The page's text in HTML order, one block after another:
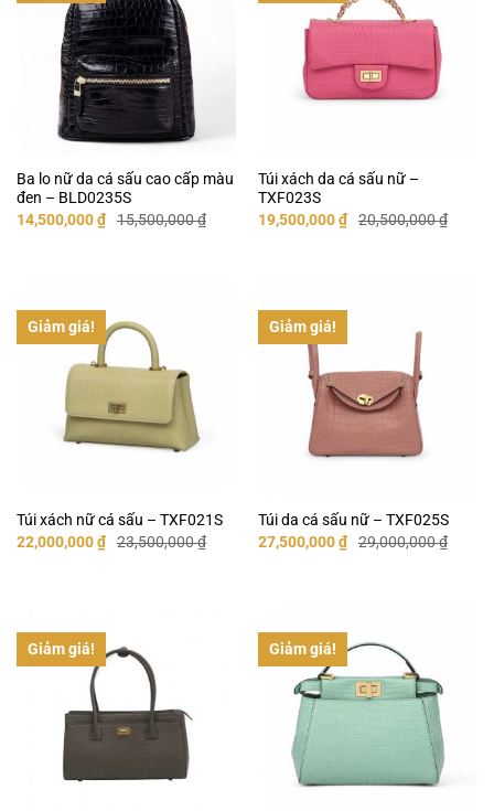
Ba lo nữ da cá sấu cao cấp màu
đen – BLD0235S
15,500,000₫
Giá
gốc
14,500,000₫Giá
hiện
Túi xách da cá sấu nữ –
TXF023S
20,500,000₫
Giá
gốc
19,500,000₫Giá
hiện
Giảm giá!
Túi xách nữ cá sấu – TXF021S
23,500,000₫
Giá
gốc
22,000,000₫Giá
hiện
Giảm giá!
Túi da cá sấu nữ – TXF025S
29,000,000₫
Giá
gốc
27,500,000₫Giá
hiện
Giảm giá! Giảm giá!